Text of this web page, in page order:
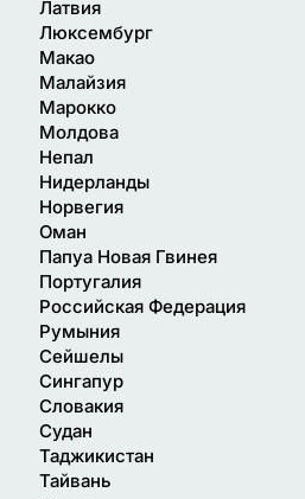
Латвия
Люксембург
Макао
Малайзия
Марокко
Молдова
Непал
Нидерланды
Норвегия
Оман
Папуа Новая Гвинея
Португалия
Российская Федерация
Румыния
Сейшелы
Сингапур
Словакия
Судан
Таджикистан
Тайвань